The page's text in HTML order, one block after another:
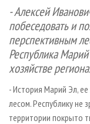
- Алексей
побеседовать и
перспективным
Республика
хозяйстве региона.
- История Марий Эл,
лесом. Республику не
территории покрыто